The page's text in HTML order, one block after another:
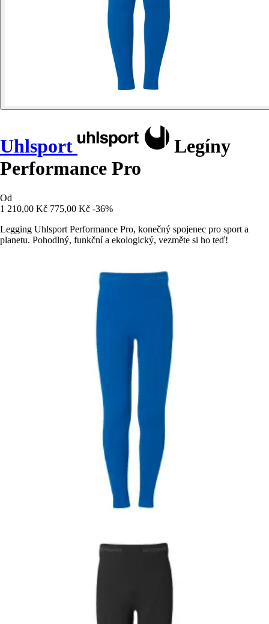
Uhlsport
Legíny
Performance Pro
Od
1 210,00 Kč 775,00 Kč -36%
Legging Uhlsport Performance Pro, konečný spojenec pro sport a
planetu. Pohodlný, funkční a ekologický, vezměte si ho teď!